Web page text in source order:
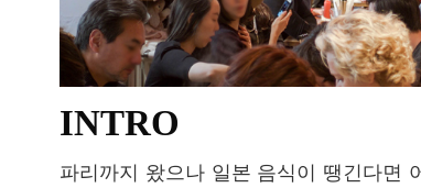
INTRO
파리까지 왔으나 일본 음식이 땡긴다면